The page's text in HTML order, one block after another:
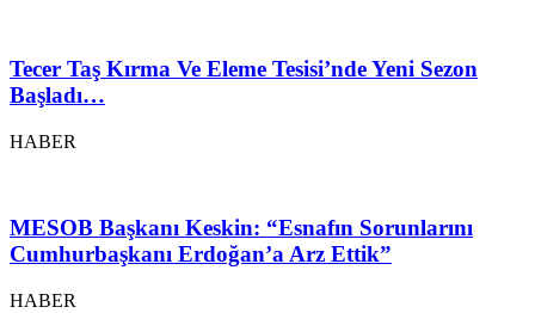
Tecer Taş Kırma Ve Eleme Tesisi’nde Yeni Sezon
Başladı…
HABER
MESOB Başkanı Keskin: “Esnafın Sorunlarını
Cumhurbaşkanı Erdoğan’a Arz Ettik”
HABER